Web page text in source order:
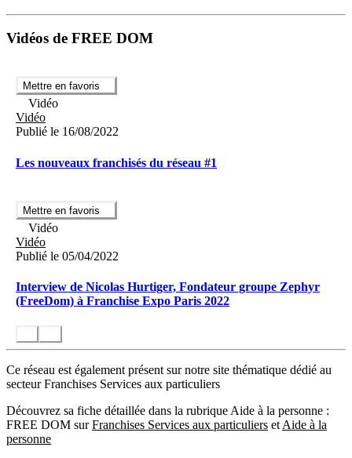
Vidéos de FREE DOM
Mettre en favoris
Vidéo
Vidéo
Publié le 16/08/2022
Les nouveaux franchisés du réseau #1
Mettre en favoris
Vidéo
Vidéo
Publié le 05/04/2022
Interview de Nicolas Hurtiger, Fondateur groupe Zephyr
(FreeDom) à Franchise Expo Paris 2022
Ce réseau est également présent sur notre site thématique dédié au
secteur Franchises Services aux particuliers
Découvrez sa fiche détaillée dans la rubrique Aide à la personne :
FREE DOM surFranchises Services aux particuliers et Aide à la
personne